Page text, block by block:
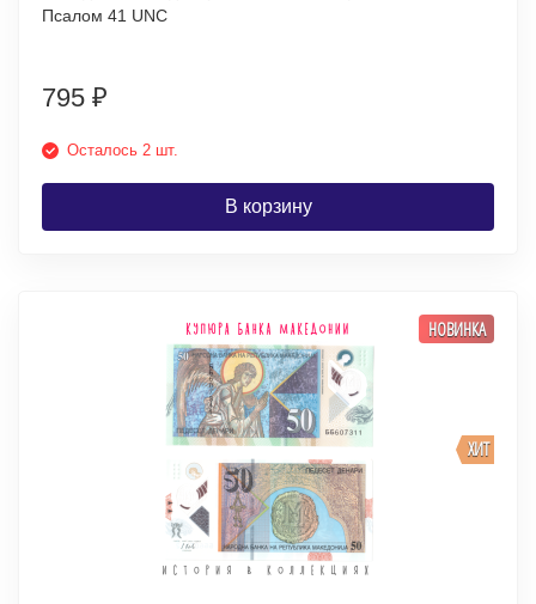
Псалом 41 UNC
795 ₽
Осталось 2 шт.
В корзину
ХИТ
НОВИНКА